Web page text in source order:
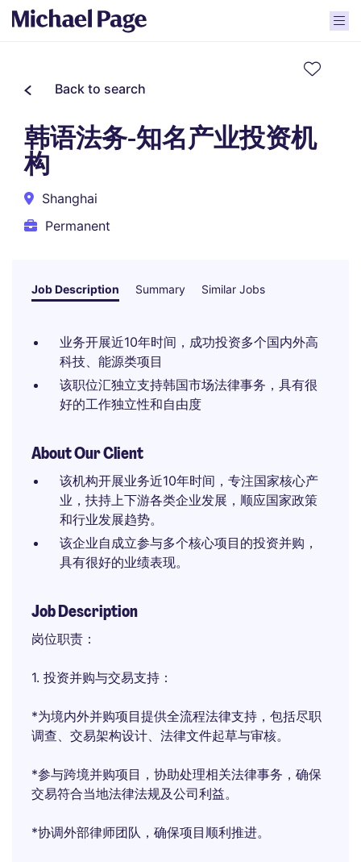
Back to search
韩语法务-知名产业投资机
构
Shanghai
Permanent
Job Description Summary Similar Jobs
业务开展近10年时间，成功投资多个国内外高
科技、能源类项目
该职位汇独立支持韩国市场法律事务，具有很
好的工作独立性和自由度
About Our Client
该机构开展业务近10年时间，专注国家核心产
业，扶持上下游各类企业发展，顺应国家政策
和行业发展趋势。
该企业自成立参与多个核心项目的投资并购，
具有很好的业绩表现。
Job Description
岗位职责：
1. 投资并购与交易支持：
*为境内外并购项目提供全流程法律支持，包括尽职
调查、交易架构设计、法律文件起草与审核。
*参与跨境并购项目，协助处理相关法律事务，确保
交易符合当地法律法规及公司利益。
*协调外部律师团队，确保项目顺利推进。